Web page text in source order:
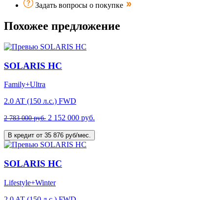
Задать вопросы о покупке
Похожее предложение
SOLARIS HC
Family+Ultra
2.0 AT (150 л.с.) FWD
2 783 000 руб. 2 152 000 руб.
В кредит от 35 876 руб/мес.
SOLARIS HC
Lifestyle+Winter